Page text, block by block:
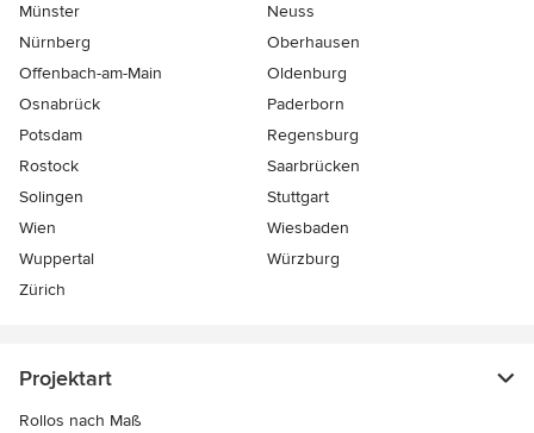
Münster
Neuss
Nürnberg
Oberhausen
Offenbach-am-Main
Oldenburg
Osnabrück
Paderborn
Potsdam
Regensburg
Rostock
Saarbrücken
Solingen
Stuttgart
Wien
Wiesbaden
Wuppertal
Würzburg
Zürich
Projektart
Rollos nach Maß